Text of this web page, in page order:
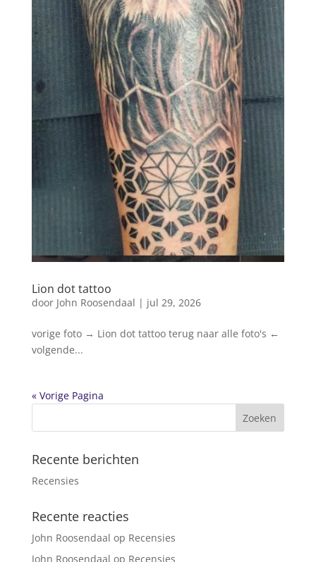
Lion dot tattoo
door John Roosendaal | jul 29, 2026
vorige foto → Lion dot tattoo terug naar alle foto's ←
volgende...
« Vorige Pagina
Recente berichten
Recensies
Recente reacties
John Roosendaal op Recensies
John Roosendaal op Recensies